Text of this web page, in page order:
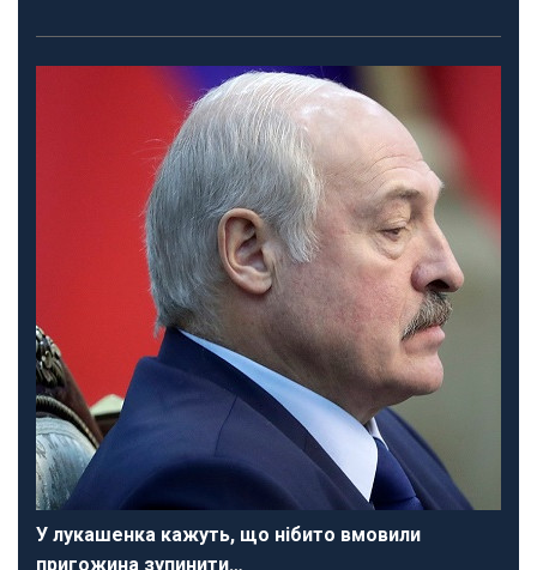
У лукашенка кажуть, що нібито вмовили
пригожина зупинити…